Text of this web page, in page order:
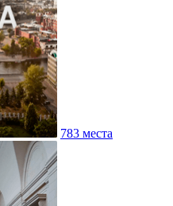
783 места